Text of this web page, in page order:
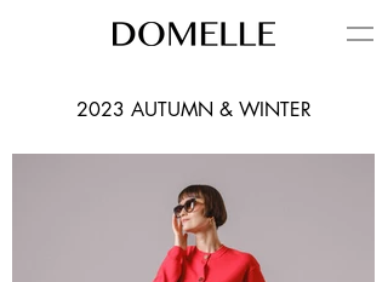
2023 AUTUMN & WINTER